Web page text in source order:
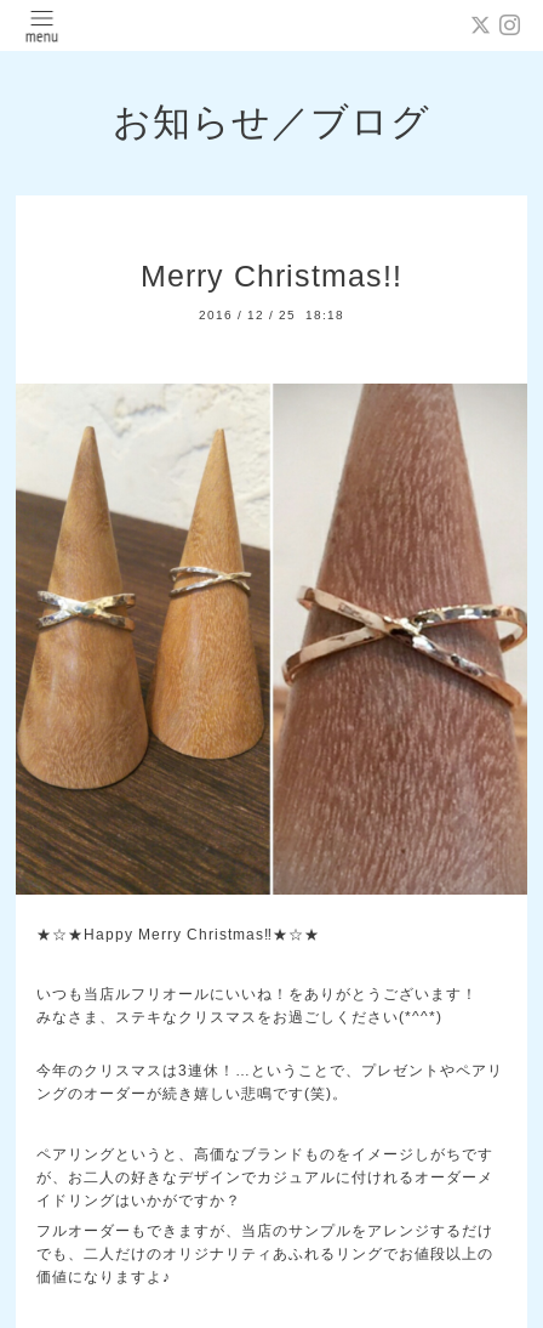
お知らせ／ブログ
Merry Christmas!!
2016 / 12 / 25 18:18
★☆★Happy Merry Christmas‼★☆★
いつも当店ルフリオールにいいね！をありがとうございます！
みなさま、ステキなクリスマスをお過ごしください(*^^*)
今年のクリスマスは3連休！…ということで、プレゼントやペアリ
ングのオーダーが続き嬉しい悲鳴です(笑)。
ペアリングというと、高価なブランドものをイメージしがちです
が、お二人の好きなデザインでカジュアルに付けれるオーダーメ
イドリングはいかがですか？
フルオーダーもできますが、当店のサンプルをアレンジするだけ
でも、二人だけのオリジナリティあふれるリングでお値段以上の
価値になりますよ♪